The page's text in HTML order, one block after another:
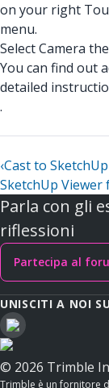
on your right
menu.
Select Camera
You can find out
detailed
.
‹Cast to
SketchUp Viewer
Parla con gli
riflessioni
Partecipa al
UNISCITI A NOI
© 2026 Trimble
Trimble è un fornitore